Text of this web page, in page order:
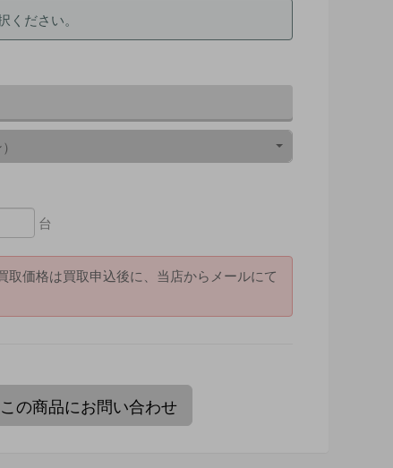
ください。
台
価格は買取申込後に、当店からメールにて
の商品にお問い合わせ